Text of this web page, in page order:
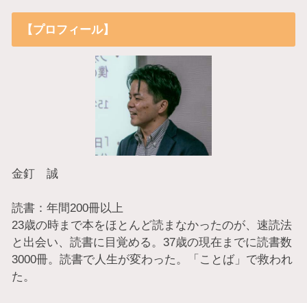
【プロフィール】
金釘 誠
読書：年間200冊以上
23歳の時まで本をほとんど読まなかったのが、速読法
と出会い、読書に目覚める。37歳の現在までに読書数
3000冊。読書で人生が変わった。「ことば」で救われ
た。